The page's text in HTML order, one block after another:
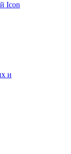
Icon
и